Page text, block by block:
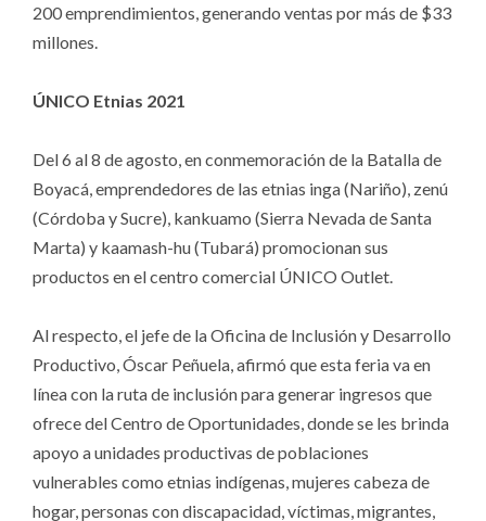
200 emprendimientos, generando ventas por más de $33
millones.
ÚNICO Etnias 2021
Del 6 al 8 de agosto, en conmemoración de la Batalla de
Boyacá, emprendedores de las etnias inga (Nariño), zenú
(Córdoba y Sucre), kankuamo (Sierra Nevada de Santa
Marta) y kaamash-hu (Tubará) promocionan sus
productos en el centro comercial ÚNICO Outlet.
Al respecto, el jefe de la Oficina de Inclusión y Desarrollo
Productivo, Óscar Peñuela, afirmó que esta feria va en
línea con la ruta de inclusión para generar ingresos que
ofrece del Centro de Oportunidades, donde se les brinda
apoyo a unidades productivas de poblaciones
vulnerables como etnias indígenas, mujeres cabeza de
hogar, personas con discapacidad, víctimas, migrantes,